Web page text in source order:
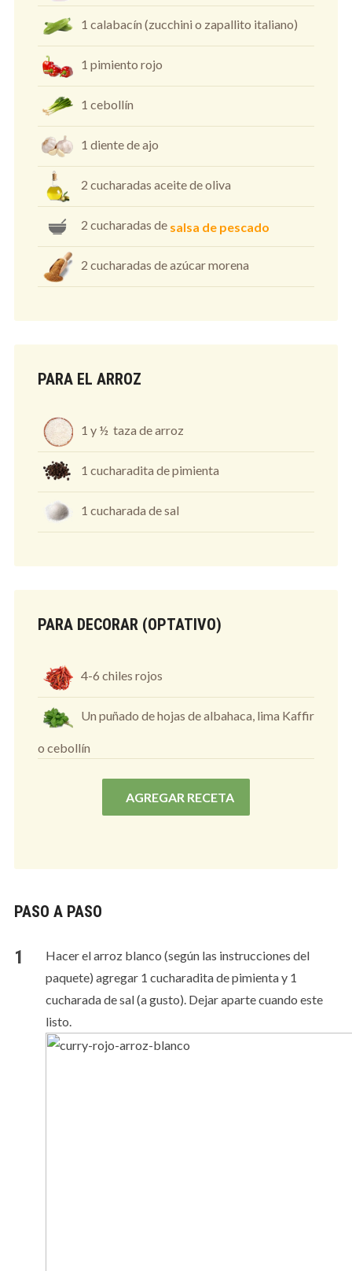
1 calabacín (zucchini o zapallito italiano)
1 pimiento rojo
1 cebollín
1 diente de ajo
2 cucharadas aceite de oliva
2 cucharadas de salsa de pescado
2 cucharadas de azúcar morena
PARA EL ARROZ
1 y ½ taza de arroz
1 cucharadita de pimienta
1 cucharada de sal
PARA DECORAR (OPTATIVO)
4-6 chiles rojos
Un puñado de hojas de albahaca, lima Kaffir
o cebollín
AGREGAR RECETA
PASO A PASO
Hacer el arroz blanco (según las instrucciones del
paquete) agregar 1 cucharadita de pimienta y 1
cucharada de sal (a gusto). Dejar aparte cuando este
listo.